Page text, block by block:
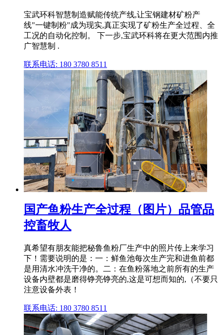
宝武环科智慧制造赋能传统产线,让宝钢建材矿粉产
线"一键制粉"成为现实,真正实现了矿粉生产全过程、全
工况的自动化控制。 下一步,宝武环科将在更大范围内推
广智慧制 .
联系电话: 180 3780 8511
国产鱼粉生产全过程（图片）品管品
控畜牧人
真希望有朋友能把秘鲁鱼粉厂生产中的照片传上来学习
下！需要说明的是：一：鲜鱼池每次生产完和进鱼前都
是用清水冲洗干净的。二：在鱼粉落地之前所有的生产
设备内壁都是磨得铮亮铮亮的,这是可想而知的,（不要只
注意设备外表！
联系电话: 180 3780 8511